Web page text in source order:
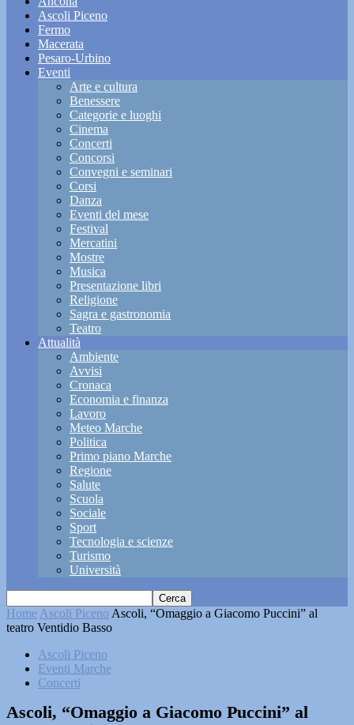
Ascoli Piceno
Fermo
Macerata
Pesaro-Urbino
Eventi
Arte e cultura
Benessere
Categorie e luoghi
Cinema
Concerti
Concorsi
Convegni e seminari
Corsi
Danza
Eventi del mese
Festival
Mercatini
Mostre
Musica
Presentazione libri
Religione
Sagra e gastronomia
Teatro
Attualità
Ambiente
Avvisi
Cronaca
Economia e finanza
Lavoro
Meteo Marche
Politica
Primo piano Marche
Regione
Salute
Scuola
Sociale
Sport
Tecnologia e scienze
Turismo
Università
Home Ascoli Piceno Ascoli, “Omaggio a Giacomo Puccini” al
teatro Ventidio Basso
Ascoli Piceno
Eventi Marche
Concerti
Ascoli, “Omaggio a Giacomo Puccini” al